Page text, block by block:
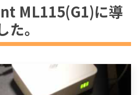
のハードウェア構成で
ル
ューの日本語化
入力環境
ML115(G1)に導
。